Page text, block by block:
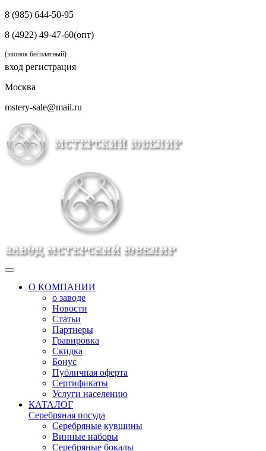
8 (985) 644-50-95
8 (4922) 49-47-60(опт)
(звонок бесплатный)
вход регистрация
Москва
mstery-sale@mail.ru
О КОМПАНИИ
о заводе
Новости
Статьи
Партнеры
Гравировка
Скидка
Бонус
Публичная оферта
Сертификаты
Услуги населению
КАТАЛОГ
Серебряная посуда
Серебряные кувшины
Винные наборы
Серебряные бокалы